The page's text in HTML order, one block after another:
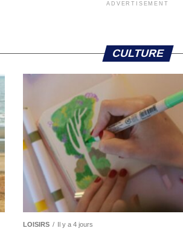
ADVERTISEMENT
CULTURE
LOISIRS Il y a 4 jours